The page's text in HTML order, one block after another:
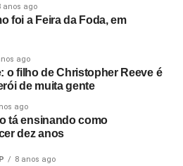
anos ago
foi a Feira da Foda, em
ago
o filho de Christopher Reeve é
de muita gente
ago
tá ensinando como
dez anos
8 anos ago